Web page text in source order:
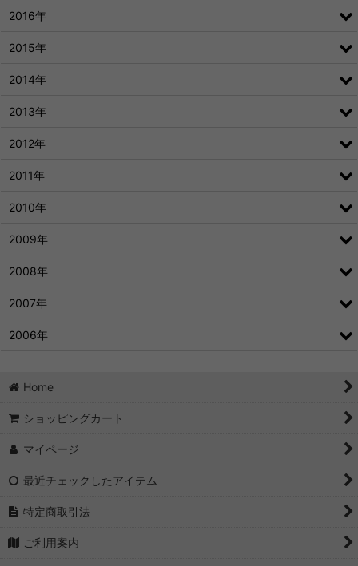
2016年
2015年
2014年
2013年
2012年
2011年
2010年
2009年
2008年
2007年
2006年
Home
ショッピングカート
マイページ
最近チェックしたアイテム
特定商取引法
ご利用案内